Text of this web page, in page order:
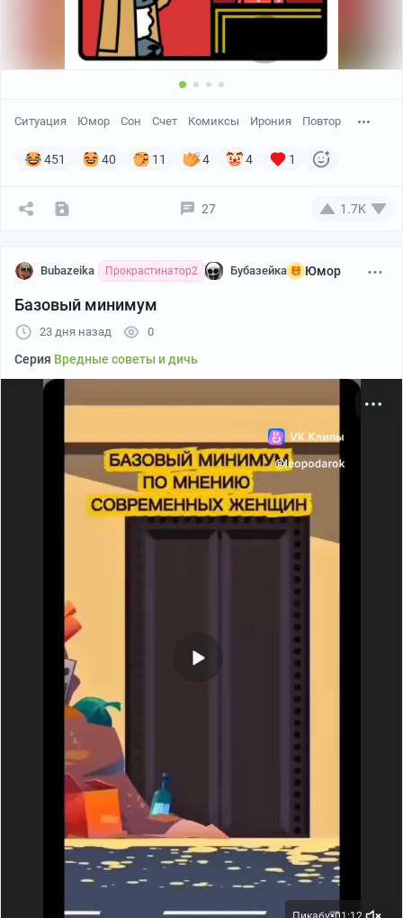
Ситуация Юмор Сон Счет Комиксы Ирония Повтор
451 40 11 4 4 1
27 1.7K
Bubazeika Прокрастинатор2 Бубазейка Юмор
Базовый минимум
23 дня назад 0
Серия Вредные советы и дичь
●